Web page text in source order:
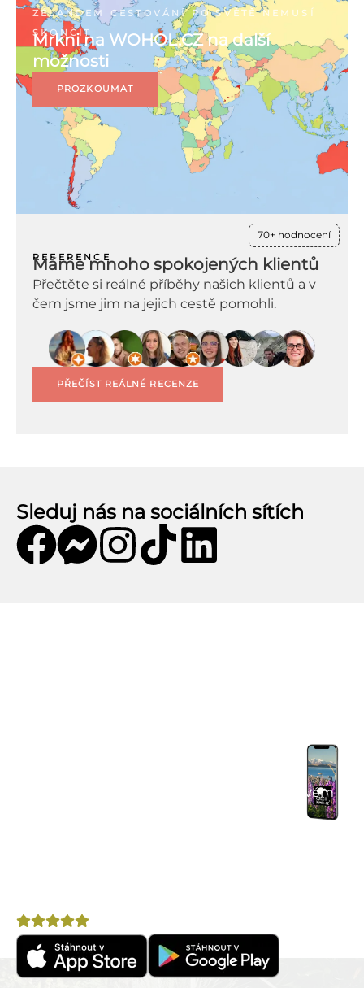
ZÉLANDEM CESTOVÁNÍ PO SVĚTĚ NEMUSÍ
SKONČIT
Mrkni na WOHOL.CZ na další
možnosti
PROZKOUMAT
70+ hodnocení
REFERENCE
Máme mnoho spokojených klientů
Přečtěte si reálné příběhy našich klientů a v
čem jsme jim na jejich cestě pomohli.
PŘEČÍST REÁLNÉ RECENZE
Sleduj nás na sociálních sítích
– spoj se s cestovateli ve svém
Hodnocení